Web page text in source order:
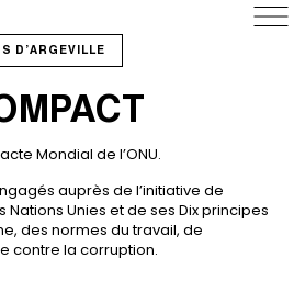
D'ARGEVILLE
Mondial de l’ONU.
auprès de l’initiative de
Unies et de ses Dix principes
des normes du travail, de
contre la corruption.